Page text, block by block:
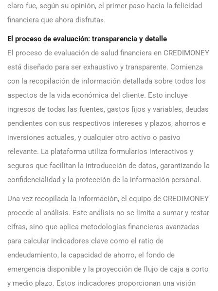
claro fue, según su opinión, el primer paso hacia la felicidad
financiera que ahora disfruta».
El proceso de evaluación: transparencia y detalle
El proceso de evaluación de salud financiera en CREDIMONEY
está diseñado para ser exhaustivo y transparente. Comienza
con la recopilación de información detallada sobre todos los
aspectos de la vida económica del cliente. Esto incluye
ingresos de todas las fuentes, gastos fijos y variables, deudas
pendientes con sus respectivos intereses y plazos, ahorros e
inversiones actuales, y cualquier otro activo o pasivo
relevante. La plataforma utiliza formularios interactivos y
seguros que facilitan la introducción de datos, garantizando la
confidencialidad y la protección de la información personal.
Una vez recopilada la información, el equipo de CREDIMONEY
procede al análisis. Este análisis no se limita a sumar y restar
cifras, sino que aplica metodologías financieras avanzadas
para calcular indicadores clave como el ratio de
endeudamiento, la capacidad de ahorro, el fondo de
emergencia disponible y la proyección de flujo de caja a corto
y medio plazo. Estos indicadores proporcionan una visión